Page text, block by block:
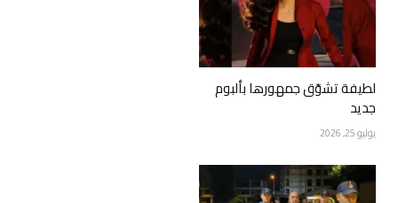
لطيفة تشوّق جمهورها بألبوم
جديد
يوليو 25, 2026